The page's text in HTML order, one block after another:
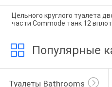
Цельного круглого туалета
части Commode танк 12
Популярные
Туалеты Bathrooms